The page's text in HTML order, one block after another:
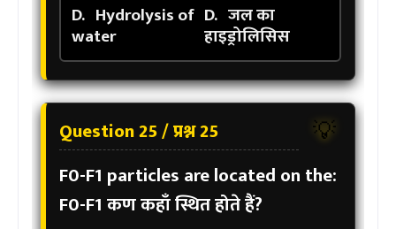
D. Hydrolysis of
water
D. जल का
हाइड्रोलिसिस
💡
Question 25 / प्रश्न 25
F0-F1 particles are located on the:
F0-F1 कण कहाँ स्थित होते हैं?